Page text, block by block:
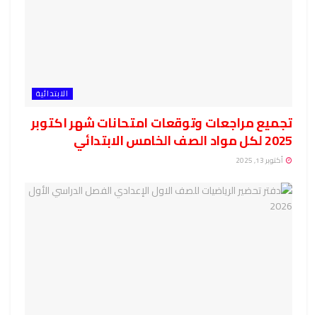
الابتدائية
تجميع مراجعات وتوقعات امتحانات شهر اكتوبر
2025 لكل مواد الصف الخامس الابتدائي
أكتوبر 13, 2025